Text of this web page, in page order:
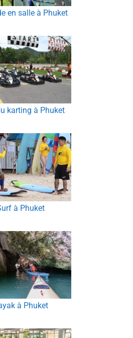
en salle à Phuket
karting à Phuket
à Phuket
à Phuket